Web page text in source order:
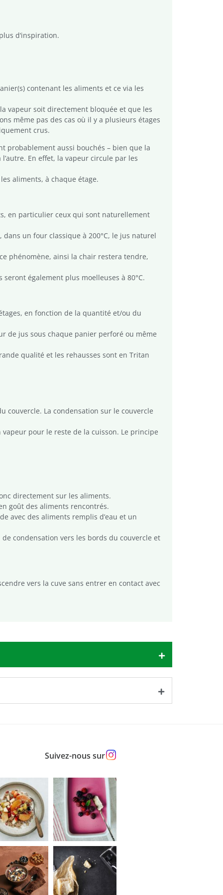
d‘inspiration.
contenant les aliments et ce via les
vapeur soit directement bloquée et que les
même pas des cas où il y a plusieurs étages
crus.
probablement aussi bouchés – bien que la
En effet, la vapeur circule par les
aliments, à chaque étage.
en particulier ceux qui sont naturellement
dans un four classique à 200°C, le jus naturel
phénomène, ainsi la chair restera tendre,
également plus moelleuses à 80°C.
en fonction de la quantité et/ou du
de jus sous chaque panier perforé ou même
qualité et les rehausses sont en Tritan
couvercle. La condensation sur le couvercle
pour le reste de la cuisson. Le principe
directement sur les aliments.
goût des aliments rencontrés.
avec des aliments remplis d’eau et un
condensation vers les bords du couvercle et
vers la cuve sans entrer en contact avec
Suivez-nous sur